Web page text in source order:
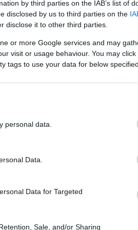
by third parties on the IAB’s list of
disclosed by us to third parties on the
disclose it to other third parties.
or more Google services and may
visit or usage behaviour. You may
tags to use your data for below
personal data.
Data.
Data for Targeted
Sale, and/or Sharing
de836.000 millones de
datos incluyen los
y Vorvel, donde
es una señal
con el año anterior,
interno bruto (PIB)